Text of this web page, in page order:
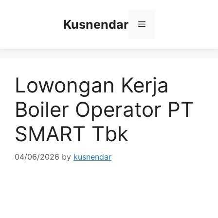
Kusnendar Menu
Lowongan Kerja
Boiler Operator PT
SMART Tbk
04/06/2026 by kusnendar